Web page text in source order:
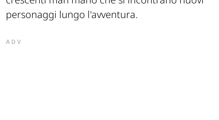
personaggi lungo l'avventura.
ADV